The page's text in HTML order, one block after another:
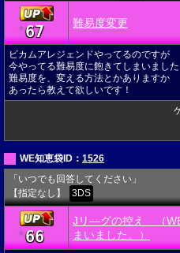
★67 難易度変更
ビカムアレジェンドやってるのですが
今やってる難易度に飽きてしまいました
難易度を、変える方法とかありますか
あったら教えて欲しいです！
WE知恵袋ID： 1526
「いつでも回答してください」
【指定なし】
3DS
★66
Jリ―グの控え （
まいました。）